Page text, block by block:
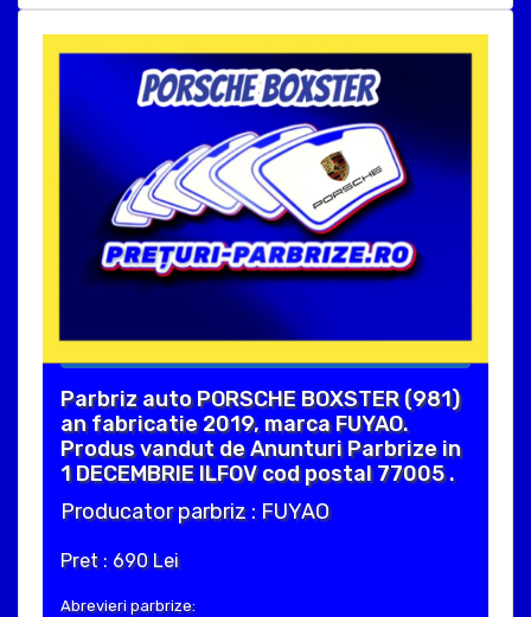
Parbriz auto PORSCHE BOXSTER (981)
an fabricatie 2019, marca FUYAO.
Produs vandut de Anunturi Parbrize in
1 DECEMBRIE ILFOV cod postal 77005 .
Producator parbriz : FUYAO
Pret : 690 Lei
Abrevieri parbrize: